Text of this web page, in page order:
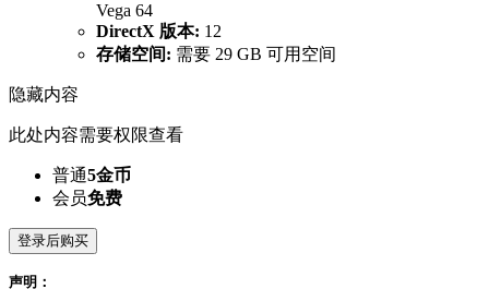
Vega 64
DirectX 版本: 12
存储空间: 需要 29 GB 可用空间
隐藏内容
此处内容需要权限查看
普通5金币
会员免费
登录后购买
声明：